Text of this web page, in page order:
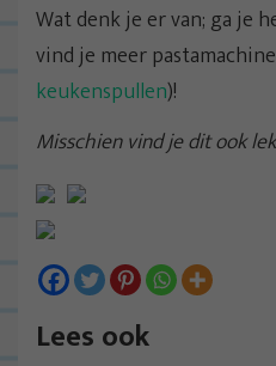
Wat denk je er van; ga je
vind je meer
keukenspullen)!
Misschien vind je dit ook
Lees ook